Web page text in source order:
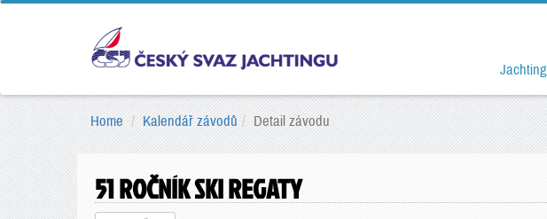
Jachting
Home Kalendář závodů Detail závodu
51 ROČNÍK SKI REGATY